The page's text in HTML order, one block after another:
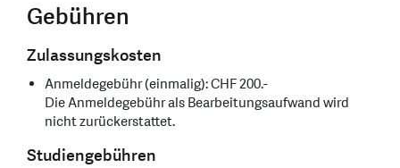
Gebühren
Zulassungskosten
Anmeldegebühr (einmalig): CHF 200.-
Die Anmeldegebühr als Bearbeitungsaufwand wird
nicht zurückerstattet.
Studiengebühren